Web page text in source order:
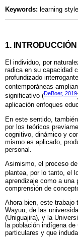
Keywords: learning
1. INTRODUCCIÓN
El individuo, por
radica en su capacidad
profundizado
contemporáneas
significativo (DeBoer, 2019
aplicación enfoques
En este sentido,
por los teóricos
cognitivo, dinámico y
mismo es aplicado,
personal.
Asimismo, el proceso
plantea, por lo tanto, el
aprendizaje como a
comprensión de
Ahora bien, este trabajo
Wayuu, de las
(Uniguajira), y la
la población indígena
particulares y que